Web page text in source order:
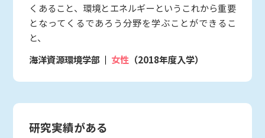
くあること、環境とエネルギーというこれから重要
となってくるであろう分野を学ぶことができるこ
と、
海洋資源環境学部
女性 （2018年度入学）
研究実績がある